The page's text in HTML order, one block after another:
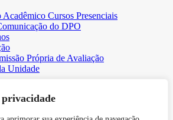
Acadêmico Cursos Presenciais
do DPO
Própria de Avaliação
Unidade
Psicopedagógico